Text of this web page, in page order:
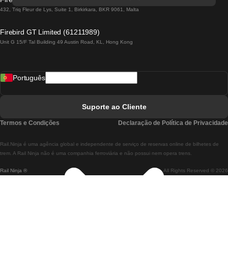
Comboios De Lisboa A Lagos
Comboios De Lisboa A Madrid
Comboios De Lisboa A Braga
Comboios De Braga A Lisboa
432, Triq Fleur de Lys, Suite 1, Birkirkara, BKR 9061, Malta
Firebird GT Limited (61211989)
Unit G 15/F Tal Building 49 Austin Road, KL, Hong Kong
Rail Ninja ® All Rights Reserved © 2026
Rail.Ninja é uma agência global e independente de serviço de reservas online de bilhetes de
trem. A Rail Ninja não é uma companhia ferroviária e não possui nem opera trens.
Português
Suporte ao Cliente
Termos e Condições Declaração de Política de Privacidade